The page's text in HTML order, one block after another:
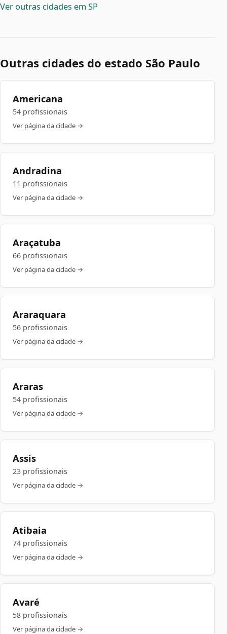
Ver outras cidades em SP
Outras cidades do estado São Paulo
Americana
54 profissionais
Ver página da cidade →
Andradina
11 profissionais
Ver página da cidade →
Araçatuba
66 profissionais
Ver página da cidade →
Araraquara
56 profissionais
Ver página da cidade →
Araras
54 profissionais
Ver página da cidade →
Assis
23 profissionais
Ver página da cidade →
Atibaia
74 profissionais
Ver página da cidade →
Avaré
58 profissionais
Ver página da cidade →